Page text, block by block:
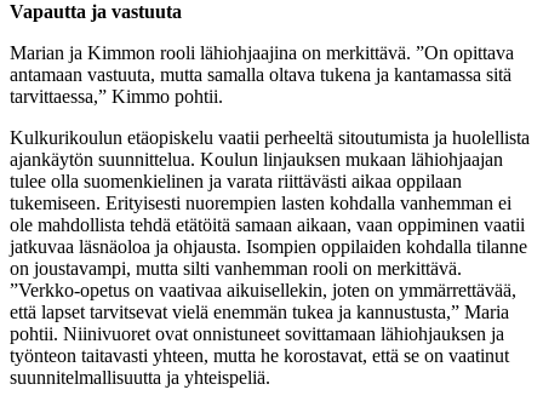
Vapautta ja vastuuta
Marian ja Kimmon rooli lähiohjaajina on merkittävä. ”On opittava
antamaan vastuuta, mutta samalla oltava tukena ja kantamassa sitä
tarvittaessa,” Kimmo pohtii.
Kulkurikoulun etäopiskelu vaatii perheeltä sitoutumista ja huolellista
ajankäytön suunnittelua. Koulun linjauksen mukaan lähiohjaajan
tulee olla suomenkielinen ja varata riittävästi aikaa oppilaan
tukemiseen. Erityisesti nuorempien lasten kohdalla vanhemman ei
ole mahdollista tehdä etätöitä samaan aikaan, vaan oppiminen vaatii
jatkuvaa läsnäoloa ja ohjausta. Isompien oppilaiden kohdalla tilanne
on joustavampi, mutta silti vanhemman rooli on merkittävä.
”Verkko-opetus on vaativaa aikuisellekin, joten on ymmärrettävää,
että lapset tarvitsevat vielä enemmän tukea ja kannustusta,” Maria
pohtii. Niinivuoret ovat onnistuneet sovittamaan lähiohjauksen ja
työnteon taitavasti yhteen, mutta he korostavat, että se on vaatinut
suunnitelmallisuutta ja yhteispeliä.